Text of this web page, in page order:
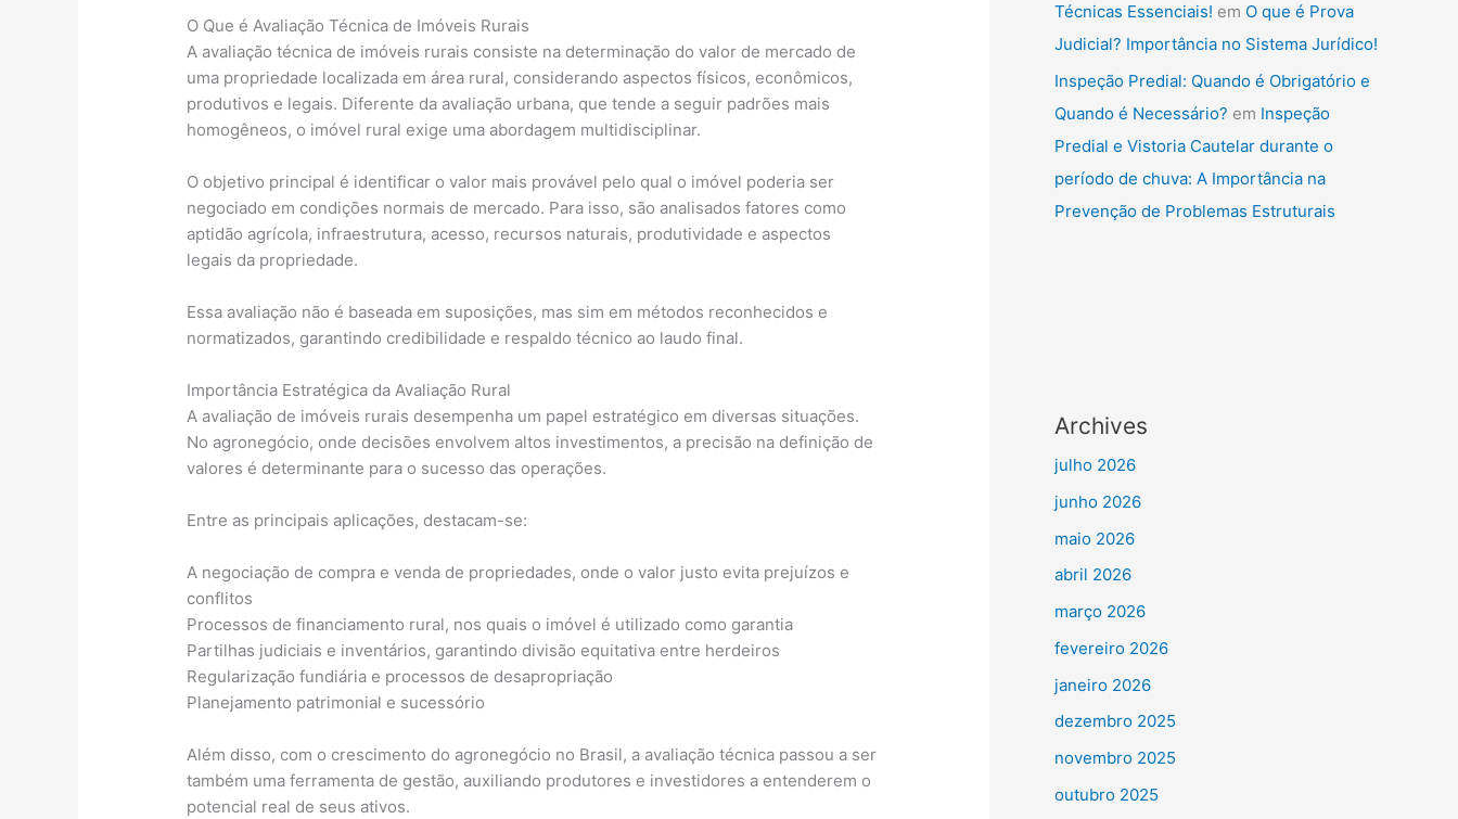
O Que é Avaliação Técnica de Imóveis Rurais
A avaliação técnica de imóveis rurais consiste na determinação do valor de mercado de
uma propriedade localizada em área rural, considerando aspectos físicos, econômicos,
produtivos e legais. Diferente da avaliação urbana, que tende a seguir padrões mais
homogêneos, o imóvel rural exige uma abordagem multidisciplinar.
O objetivo principal é identificar o valor mais provável pelo qual o imóvel poderia ser
negociado em condições normais de mercado. Para isso, são analisados fatores como
aptidão agrícola, infraestrutura, acesso, recursos naturais, produtividade e aspectos
legais da propriedade.
Essa avaliação não é baseada em suposições, mas sim em métodos reconhecidos e
normatizados, garantindo credibilidade e respaldo técnico ao laudo final.
Importância Estratégica da Avaliação Rural
A avaliação de imóveis rurais desempenha um papel estratégico em diversas situações.
No agronegócio, onde decisões envolvem altos investimentos, a precisão na definição de
valores é determinante para o sucesso das operações.
Entre as principais aplicações, destacam-se:
A negociação de compra e venda de propriedades, onde o valor justo evita prejuízos e
conflitos
Processos de financiamento rural, nos quais o imóvel é utilizado como garantia
Partilhas judiciais e inventários, garantindo divisão equitativa entre herdeiros
Regularização fundiária e processos de desapropriação
Planejamento patrimonial e sucessório
Além disso, com o crescimento do agronegócio no Brasil, a avaliação técnica passou a ser
também uma ferramenta de gestão, auxiliando produtores e investidores a entenderem o
potencial real de seus ativos.
Técnicas Essenciais! em O que é Prova
Judicial? Importância no Sistema Jurídico!
Inspeção Predial: Quando é Obrigatório e
Quando é Necessário? em Inspeção
Predial e Vistoria Cautelar durante o
período de chuva: A Importância na
Prevenção de Problemas Estruturais
Archives
julho 2026
junho 2026
maio 2026
abril 2026
março 2026
fevereiro 2026
janeiro 2026
dezembro 2025
novembro 2025
outubro 2025